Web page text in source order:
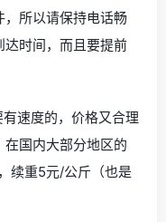
，所以请保持电话畅
时间，而且要提前
速度的，价格又合理
国内大部分地区的
续重5元/公斤（也是